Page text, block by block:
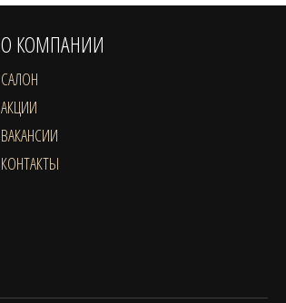
О КОМПАНИИ
САЛОН
АКЦИИ
ВАКАНСИИ
КОНТАКТЫ